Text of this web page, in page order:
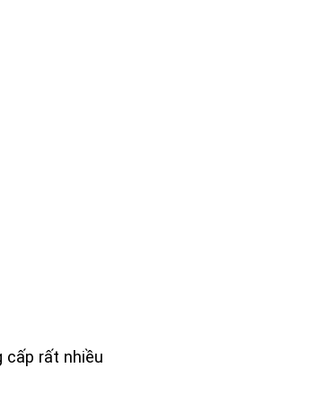
cấp rất nhiều